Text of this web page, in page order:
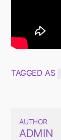
TAGGED AS
AUTHOR
ADMIN